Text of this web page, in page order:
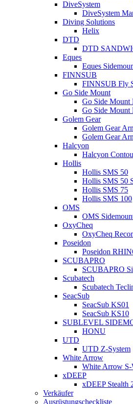
DiveSystem
DiveSystem
Diving Solutions
Helix
DTD
DTD
Eques
Eques
FINNSUB
FINNSUB Fly
Go Side Mount
Go Side Mount
Go Side Mount
Golem Gear
Golem Gear
Golem Gear
Halcyon
Halcyon
Hollis
Hollis SMS 50
Hollis SMS 50
Hollis SMS 75
Hollis SMS 100
OMS
OMS
OxyCheq
OxyCheq
Poseidon
Poseidon
SCUBAPRO
SCUBAPRO
Scubatech
Scubatech
SeacSub
SeacSub KS01
SeacSub KS10
SUBLEVEL
HONU
UTD
UTD Z-System
White Arrow
White Arrow
xDEEP
xDEEP Stealth
Verkäufer
Ausrüstungscheckliste